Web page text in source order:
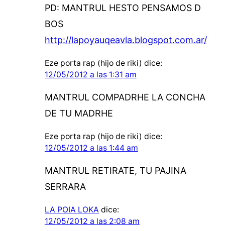
PD: MANTRUL HESTO PENSAMOS D
BOS
http://lapoyauqeavla.blogspot.com.ar/
Eze porta rap (hijo de riki) dice:
12/05/2012 a las 1:31 am
MANTRUL COMPADRHE LA CONCHA
DE TU MADRHE
Eze porta rap (hijo de riki) dice:
12/05/2012 a las 1:44 am
MANTRUL RETIRATE, TU PAJINA
SERRARA
LA POIA LOKA dice:
12/05/2012 a las 2:08 am